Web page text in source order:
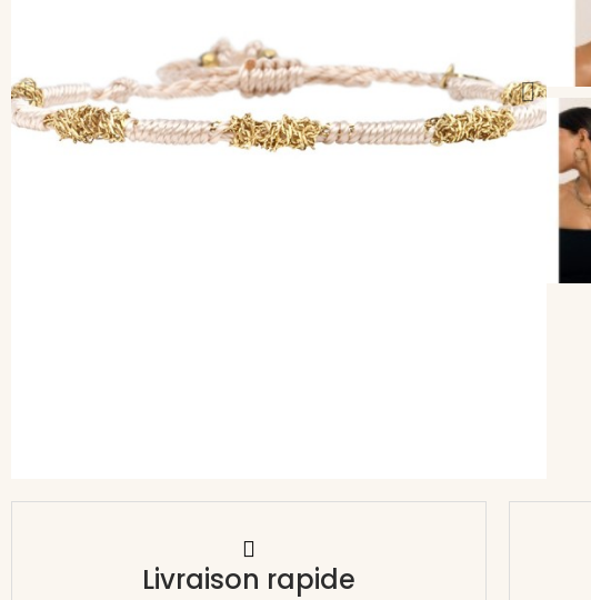
Livraison rapide